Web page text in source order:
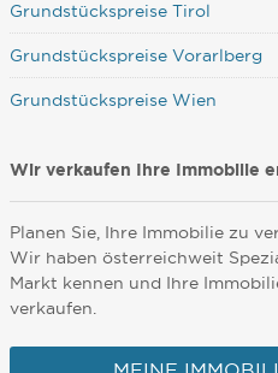
Grundstückspreise Tirol
Grundstückspreise Vorarlberg
Grundstückspreise Wien
Wir verkaufen Ihre Immobilie
Planen Sie, Ihre Immobilie zu
Wir haben österreichweit
Markt kennen und Ihre
verkaufen.